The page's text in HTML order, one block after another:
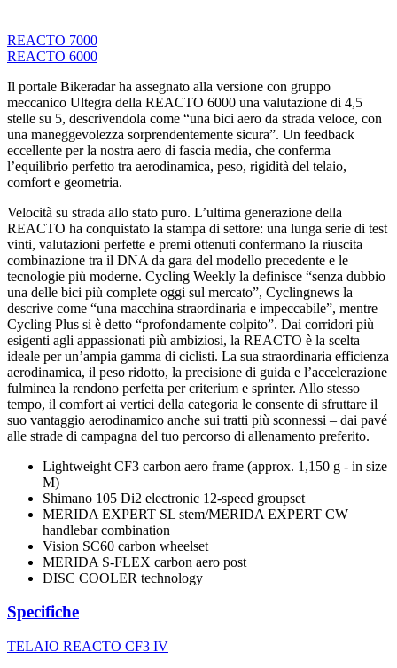
REACTO 7000
REACTO 6000
Il portale Bikeradar ha assegnato alla versione con gruppo
meccanico Ultegra della REACTO 6000 una valutazione di 4,5
stelle su 5, descrivendola come “una bici aero da strada veloce, con
una maneggevolezza sorprendentemente sicura”. Un feedback
eccellente per la nostra aero di fascia media, che conferma
l’equilibrio perfetto tra aerodinamica, peso, rigidità del telaio,
comfort e geometria.
Velocità su strada allo stato puro. L’ultima generazione della
REACTO ha conquistato la stampa di settore: una lunga serie di test
vinti, valutazioni perfette e premi ottenuti confermano la riuscita
combinazione tra il DNA da gara del modello precedente e le
tecnologie più moderne. Cycling Weekly la definisce “senza dubbio
una delle bici più complete oggi sul mercato”, Cyclingnews la
descrive come “una macchina straordinaria e impeccabile”, mentre
Cycling Plus si è detto “profondamente colpito”. Dai corridori più
esigenti agli appassionati più ambiziosi, la REACTO è la scelta
ideale per un’ampia gamma di ciclisti. La sua straordinaria efficienza
aerodinamica, il peso ridotto, la precisione di guida e l’accelerazione
fulminea la rendono perfetta per criterium e sprinter. Allo stesso
tempo, il comfort ai vertici della categoria le consente di sfruttare il
suo vantaggio aerodinamico anche sui tratti più sconnessi – dai pavé
alle strade di campagna del tuo percorso di allenamento preferito.
Lightweight CF3 carbon aero frame (approx. 1,150 g - in size
M)
Shimano 105 Di2 electronic 12-speed groupset
MERIDA EXPERT SL stem/MERIDA EXPERT CW
handlebar combination
Vision SC60 carbon wheelset
MERIDA S-FLEX carbon aero post
DISC COOLER technology
Specifiche
TELAIO REACTO CF3 IV